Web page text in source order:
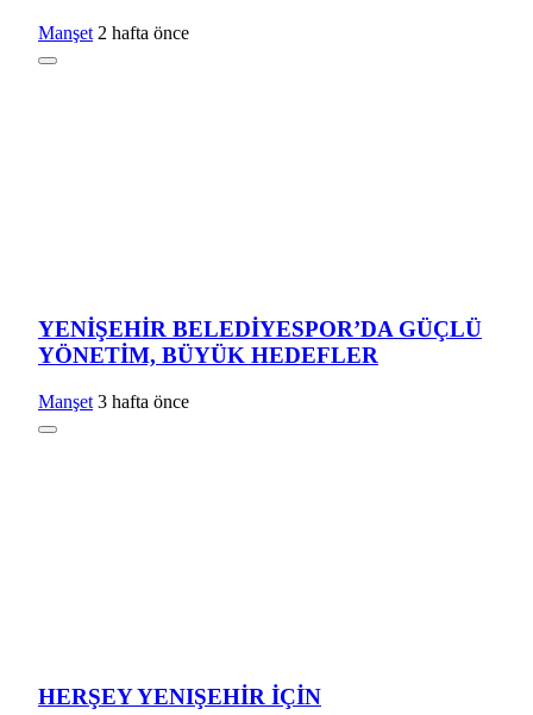
Manşet 2 hafta önce
YENİŞEHİR BELEDİYESPOR’DA GÜÇLÜ
YÖNETİM, BÜYÜK HEDEFLER
Manşet 3 hafta önce
HERŞEY YENIŞEHİR İÇİN